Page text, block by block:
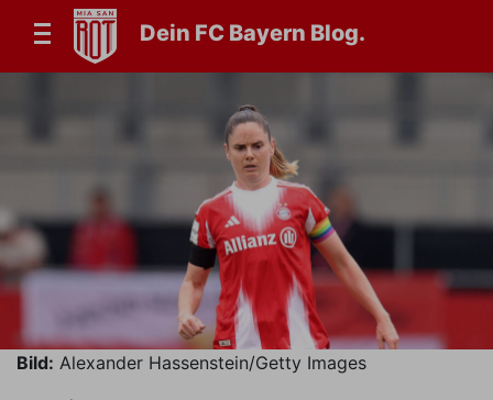
Dein FC Bayern Blog.
Bild: Alexander Hassenstein/Getty Images